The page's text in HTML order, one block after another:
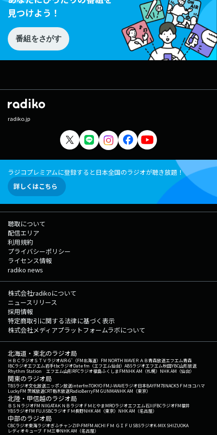
見つけよう！
番組をさがす
radiko.jp
ラジコプレミアムに登録すると日本全国のラジオが聴き放題！
詳しくはこちら
聴取について
配信エリア
利用規約
プライバシーポリシー
ライセンス情報
radiko news
株式会社radikoについて
ニュースリリース
採用情報
特定商取引に関する法律に基づく表示
株式会社メディアプラットフォームラボについて
北海道・東北のラジオ局
ＨＢＣラジオＳＴＶラジオAIR-G'（FM北海道） FM NORTH WAVEＲＡＢ青森放送エフエム青森
IBCラジオエフエム岩手tbcラジオDate fm（エフエム仙台） ABSラジオエフエム秋田YBC山形放送
Rhythm Station エフエム山形RFCラジオ福島ふくしまFMNHK AM（札幌） NHK AM（仙台）
関東のラジオ局
TBSラジオ文化放送ニッポン放送interfmTOKYO FMJ-WAVEラジオ日本BAYFM78NACK5 ＦＭヨコハマ
LuckyFM 茨城放送CRT栃木放送RadioBerryFM GUNMANHK AM（東京）
北陸・甲信越のラジオ局
ＢＳＮラジオFM NIIGATAＫＮＢラジオ ＦＭとやまMROラジオエフエム石川FBCラジオFM福井
YBSラジオFM FUJISBCラジオ ＦＭ長野NHK AM（東京） NHK AM（名古屋）
中部のラジオ局
CBCラジオ東海ラジオぎふチャンZIP-FMFM AICHI ＦＭ ＧＩＦＵ SBSラジオK-MIX SHIZUOKA
レディオキューブ ＦＭ三重NHK AM（名古屋）